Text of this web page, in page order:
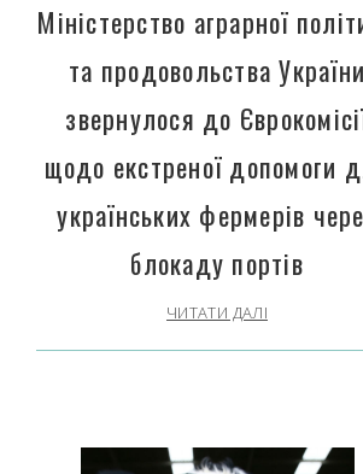
Міністерство аграрної
та продовольства України
звернулося до
щодо екстреної допомоги
українських фермерів
блокаду портів
ЧИТАТИ ДАЛІ